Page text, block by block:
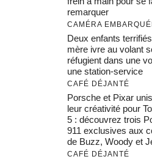
remarquer
CAMÉRA
Deux enfants
mère ivre au volant
réfugient dans une
une station-service
CAFÉ DÉJANTÉ
Porsche et Pixar
leur créativité pour
5 : découvrez trois
911 exclusives aux
de Buzz, Woody et
CAFÉ DÉJANTÉ